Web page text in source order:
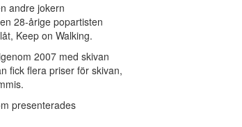
andre jokern
28-årige popartisten
Keep on Walking.
2007 med skivan
fick flera priser för skivan,
presenterades